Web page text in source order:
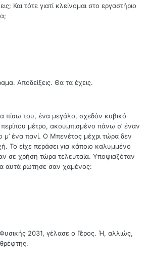
Και τότε γιατί κλείνομαι στο εργαστήριο
Αποδείξεις. Θα τα έχεις.
πίσω του, ένα μεγάλο, σχεδόν κυβικό
περίπου μέτρο, ακουμπισμένο πάνω σ’ έναν
μ’ ένα πανί. Ο Μπενέτος μέχρι τώρα δεν
Το είχε περάσει για κάποιο καλυμμένο
σε χρήση τώρα τελευταία. Υποψιαζόταν
αυτά ρώτησε σαν χαμένος:
2031, γέλασε ο Γέρος. Ή, αλλιώς,